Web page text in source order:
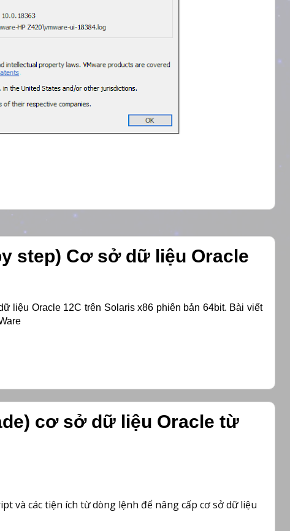
step) Cơ sở dữ liệu Oracle
liệu Oracle 12C trên Solaris x86 phiên bản 64bit. Bài viết
cơ sở dữ liệu Oracle từ
và các tiện ích từ dòng lệnh để nâng cấp cơ sở dữ liệu